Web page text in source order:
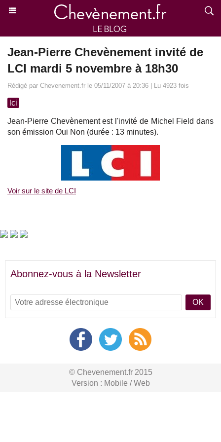
Jean-Pierre Chevènement invité de
LCI mardi 5 novembre à 18h30
Rédigé par Chevenement.fr le 05/11/2007 à 20:36 | Lu 4923 fois
lci
Jean-Pierre Chevènement est l'invité de Michel Field dans
son émission Oui Non (durée : 13 minutes).
Voir sur le site de LCI
Abonnez-vous à la Newsletter
OK
© Chevenement.fr 2015
Version : Mobile /Web